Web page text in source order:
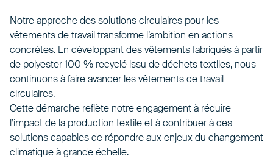
Notre approche des solutions circulaires pour les
vêtements de travail transforme l’ambition en actions
concrètes. En développant des vêtements fabriqués à partir
de polyester 100 % recyclé issu de déchets textiles, nous
continuons à faire avancer les vêtements de travail
circulaires.
Cette démarche reflète notre engagement à réduire
l’impact de la production textile et à contribuer à des
solutions capables de répondre aux enjeux du changement
climatique à grande échelle.